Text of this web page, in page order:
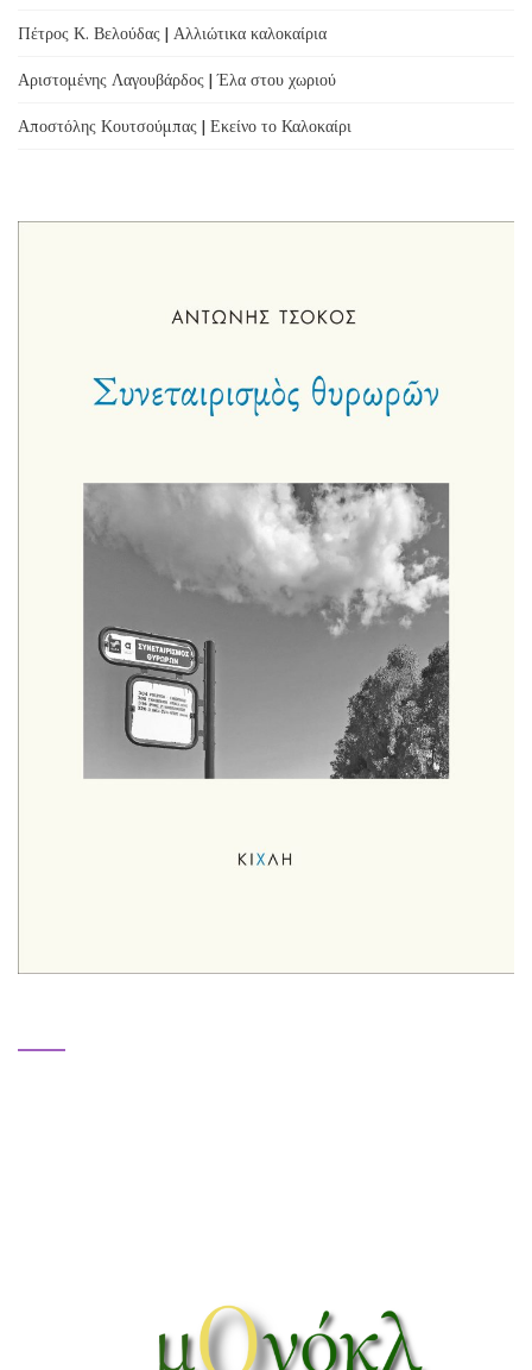
Πέτρος Κ. Βελούδας | Αλλιώτικα καλοκαίρια
Αριστομένης Λαγουβάρδος | Έλα στου χωριού
Αποστόλης Κουτσούμπας | Εκείνο το Καλοκαίρι